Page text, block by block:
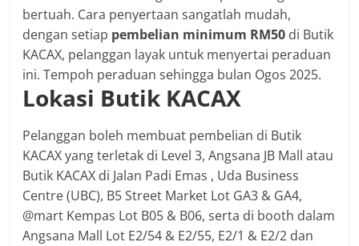
bertuah. Cara penyertaan sangatlah mudah,
dengan setiap pembelian minimum RM50 di Butik
KACAX, pelanggan layak untuk menyertai peraduan
ini. Tempoh peraduan sehingga bulan Ogos 2025.
Lokasi Butik KACAX
Pelanggan boleh membuat pembelian di Butik
KACAX yang terletak di Level 3, Angsana JB Mall atau
Butik KACAX di Jalan Padi Emas , Uda Business
Centre (UBC), B5 Street Market Lot GA3 & GA4,
@mart Kempas Lot B05 & B06, serta di booth dalam
Angsana Mall Lot E2/54 & E2/55, E2/1 & E2/2 dan